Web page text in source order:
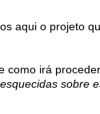
aqui o projeto
como irá
sobre